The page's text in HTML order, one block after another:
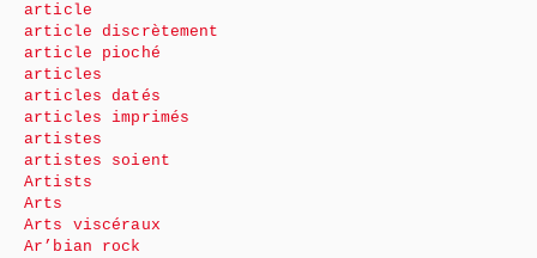
article
article discrètement
article pioché
articles
articles datés
articles imprimés
artistes
artistes soient
Artists
Arts
Arts viscéraux
Ar’bian rock